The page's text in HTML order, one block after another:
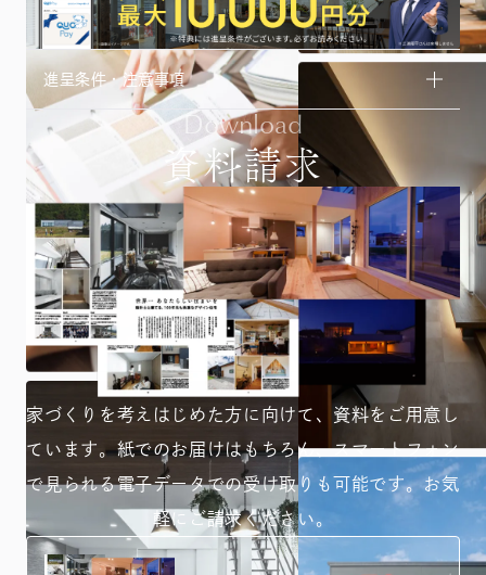
進呈条件・注意事項
Download
資料請求
家づくりを考えはじめた方に向けて、資料をご用意し
ています。紙でのお届けはもちろん、スマートフォン
で見られる電子データでの受け取りも可能です。お気
軽にご請求ください。